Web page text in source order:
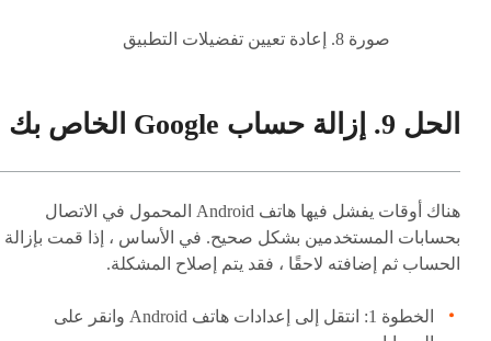
صورة 8. إعادة تعيين تفضيلات التطبيق
الحل 9. إزالة حساب Google الخاص بك
هناك أوقات يفشل فيها هاتف Android المحمول في الاتصال
بحسابات المستخدمين بشكل صحيح. في الأساس ، إذا قمت بإزالة
الحساب ثم إضافته لاحقًا ، فقد يتم إصلاح المشكلة.
الخطوة 1: انتقل إلى إعدادات هاتف Android وانقر على